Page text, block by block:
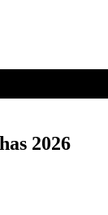
2026